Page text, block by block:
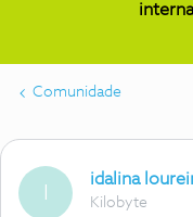
Comunidade
idalina
Kilobyte